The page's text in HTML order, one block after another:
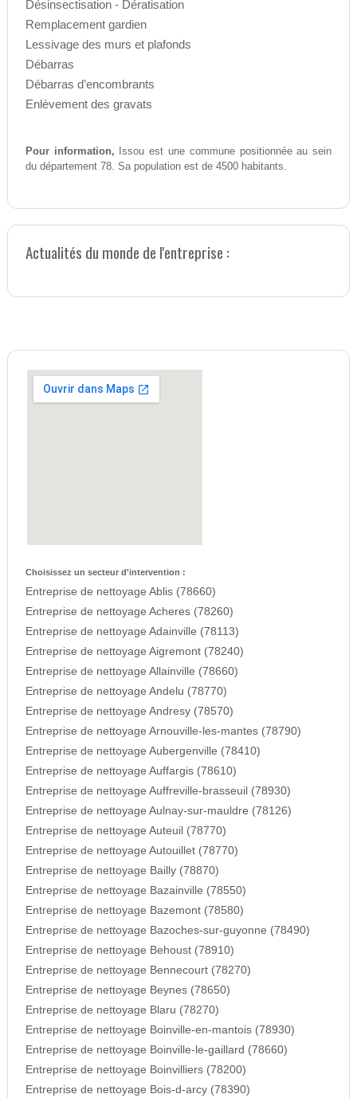
Désinsectisation - Dératisation
Remplacement gardien
Lessivage des murs et plafonds
Débarras
Débarras d’encombrants
Enlèvement des gravats
Pour information, Issou est une commune positionnée au sein
du département 78. Sa population est de 4500 habitants.
Actualités du monde de l'entreprise :
Choisissez un secteur d'intervention :
Entreprise de nettoyage Ablis (78660)
Entreprise de nettoyage Acheres (78260)
Entreprise de nettoyage Adainville (78113)
Entreprise de nettoyage Aigremont (78240)
Entreprise de nettoyage Allainville (78660)
Entreprise de nettoyage Andelu (78770)
Entreprise de nettoyage Andresy (78570)
Entreprise de nettoyage Arnouville-les-mantes (78790)
Entreprise de nettoyage Aubergenville (78410)
Entreprise de nettoyage Auffargis (78610)
Entreprise de nettoyage Auffreville-brasseuil (78930)
Entreprise de nettoyage Aulnay-sur-mauldre (78126)
Entreprise de nettoyage Auteuil (78770)
Entreprise de nettoyage Autouillet (78770)
Entreprise de nettoyage Bailly (78870)
Entreprise de nettoyage Bazainville (78550)
Entreprise de nettoyage Bazemont (78580)
Entreprise de nettoyage Bazoches-sur-guyonne (78490)
Entreprise de nettoyage Behoust (78910)
Entreprise de nettoyage Bennecourt (78270)
Entreprise de nettoyage Beynes (78650)
Entreprise de nettoyage Blaru (78270)
Entreprise de nettoyage Boinville-en-mantois (78930)
Entreprise de nettoyage Boinville-le-gaillard (78660)
Entreprise de nettoyage Boinvilliers (78200)
Entreprise de nettoyage Bois-d-arcy (78390)